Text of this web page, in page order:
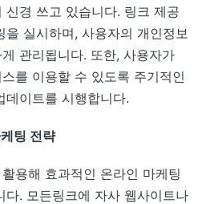
신경 쓰고 있습니다. 링크 제공
을 실시하며, 사용자의 개인정보
관리됩니다. 또한, 사용자가
를 이용할 수 있도록 주기적인
데이트를 시행합니다.
팅 전략
용해 효과적인 온라인 마케팅
다. 모든링크에 자사 웹사이트나